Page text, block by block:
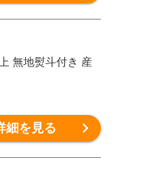
無地熨斗付き 産
細を見る